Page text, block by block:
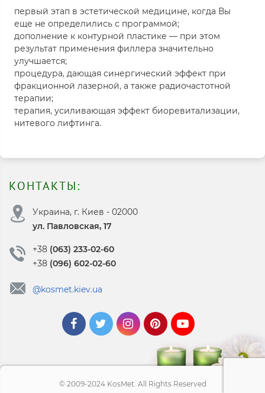
первый этап в эстетической медицине, когда Вы
еще не определились с программой;
дополнение к контурной пластике — при этом
результат применения филлера значительно
улучшается;
процедура, дающая синергический эффект при
фракционной лазерной, а также радиочастотной
терапии;
терапия, усиливающая эффект биоревитализации,
нитевого лифтинга.
КОНТАКТЫ:
Украина, г. Киев - 02000
ул. Павловская, 17
+38 (063) 233-02-60
+38 (096) 602-02-60
@kosmet.kiev.ua
© 2009-2024 KosMet. All Rights Reserved